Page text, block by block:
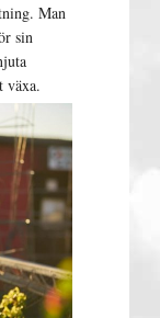
Man
sin
växa.